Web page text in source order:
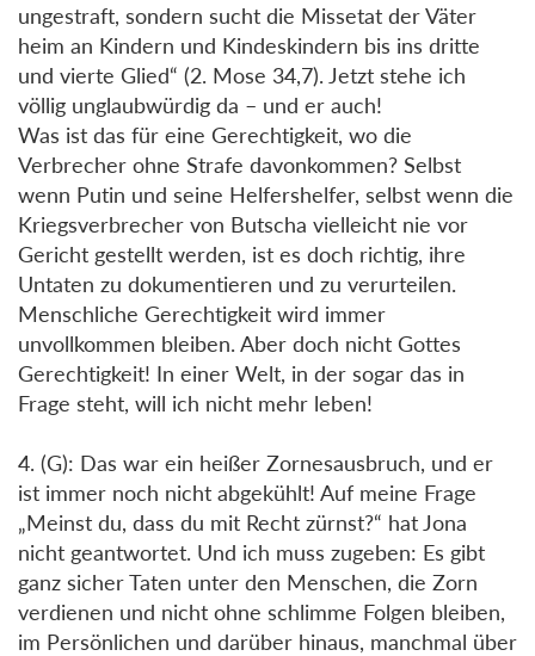
ungestraft, sondern sucht die Missetat der Väter
heim an Kindern und Kindeskindern bis ins dritte
und vierte Glied“ (2. Mose 34,7). Jetzt stehe ich
völlig unglaubwürdig da – und er auch!
Was ist das für eine Gerechtigkeit, wo die
Verbrecher ohne Strafe davonkommen? Selbst
wenn Putin und seine Helfershelfer, selbst wenn die
Kriegsverbrecher von Butscha vielleicht nie vor
Gericht gestellt werden, ist es doch richtig, ihre
Untaten zu dokumentieren und zu verurteilen.
Menschliche Gerechtigkeit wird immer
unvollkommen bleiben. Aber doch nicht Gottes
Gerechtigkeit! In einer Welt, in der sogar das in
Frage steht, will ich nicht mehr leben!
4. (G): Das war ein heißer Zornesausbruch, und er
ist immer noch nicht abgekühlt! Auf meine Frage
„Meinst du, dass du mit Recht zürnst?“ hat Jona
nicht geantwortet. Und ich muss zugeben: Es gibt
ganz sicher Taten unter den Menschen, die Zorn
verdienen und nicht ohne schlimme Folgen bleiben,
im Persönlichen und darüber hinaus, manchmal über